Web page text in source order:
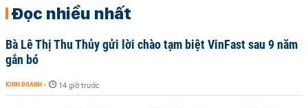
Đọc nhiều nhất
Bà Lê Thị Thu Thủy gửi lời chào tạm biệt VinFast sau 9 năm
gắn bó
KINH DOANH - 14 giờ trước